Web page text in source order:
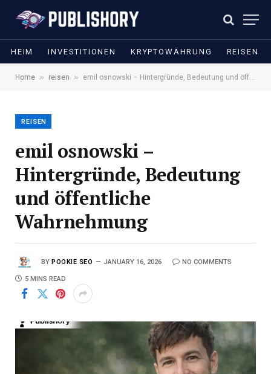
HEIM INVESTITIONEN KRYPTOWÄHRUNG REISEN
Home » reisen » emil osnowski – Hintergründe, Bedeutung und öffentliche Wahrnehmung
REISEN
emil osnowski –
Hintergründe, Bedeutung
und öffentliche
Wahrnehmung
BY POOKIE SEO JANUARY 16, 2026 NO COMMENTS
5 MINS READ